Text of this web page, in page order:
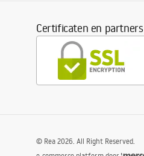
Certificaten en partners
© Rea 2026. All Right Reserved.